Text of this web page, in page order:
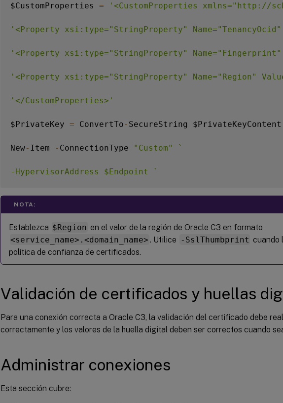
$CustomProperties = '<CustomProperties xmlns="http://
'<Property xsi:type="StringProperty"
'<Property xsi:type="StringProperty"
'<Property xsi:type="StringProperty" Name="Region"
'</CustomProperties>'
$PrivateKey = ConvertTo - SecureString $PrivateKeyContent
New- Item - ConnectionType "Custom" `
-HypervisorAddress $Endpoint `
-Path @("XDHyp:\Connections\$ConnectionName") `
-PluginId "OracleC3PluginFactory" `
-CustomProperties $CustomProperties `
-SecurePassword $PrivateKey `
-UserName $UserOcid `
NOTA:
Establezca $Region en el valor de la región de Oracle C3 en formato
<service_name>.<domain_name> . Utilice -SslThumbprint cuando
política de confianza de certificados.
Validación de certificados y huellas
Para una conexión correcta a Oracle C3, la validación del certificado debe
correctamente y los valores de la huella digital deben ser correctos cuando
Administrar conexiones
Esta sección cubre: